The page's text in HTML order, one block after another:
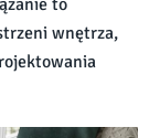
to
wnętrza,